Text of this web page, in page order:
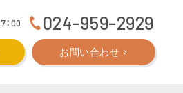
：00 024-959-2929
お問い合わせ